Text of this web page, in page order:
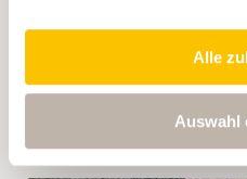
Alle
Auswahl
abwechslungsreich und
Höhepunkt macht den